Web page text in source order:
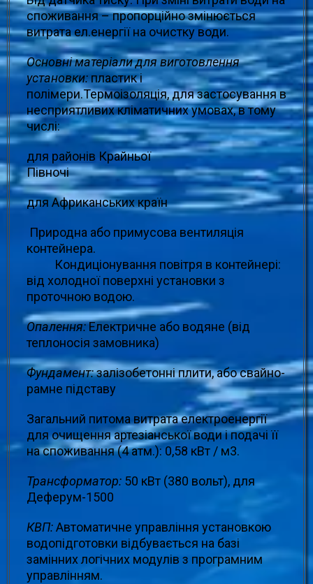
споживання – пропорційно змінюється
витрата ел.енергії на очистку води.
Основні матеріали для виготовлення
установки: пластик і
полімери.Термоізоляція, для застосування в
несприятливих кліматичних умовах, в тому
числі:
для районів Крайньої
Півночі
для Африканських країн
Природна або примусова вентиляція
контейнера.
Кондиціонування повітря в контейнері:
від холодної поверхні установки з
проточною водою.
Опалення:Електричне або водяне (від
теплоносія замовника)
Фундамент:залізобетонні плити, або свайно-
рамне підставу
Загальний питома витрата електроенергії
для очищення артезіанської води і подачі її
на споживання (4 атм.): 0,58 кВт / м3.
Трансформатор: 50 кВт (380 вольт), для
Деферум-1500
КВП:Автоматичне управління установкою
водопідготовки відбувається на базі
замінних логічних модулів з програмним
управлінням.